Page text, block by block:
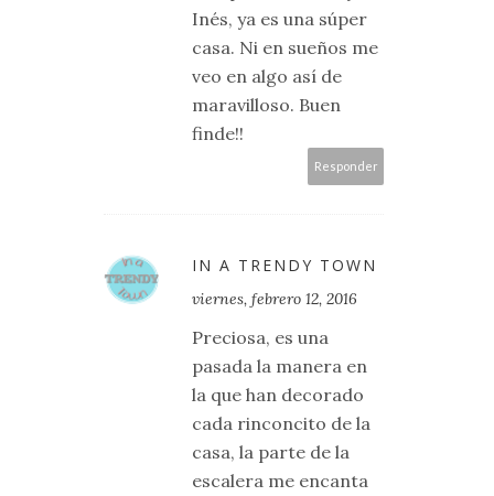
Inés, ya es una súper
casa. Ni en sueños me
veo en algo así de
maravilloso. Buen
finde!!
Responder
IN A TRENDY TOWN
viernes, febrero 12, 2016
Preciosa, es una
pasada la manera en
la que han decorado
cada rinconcito de la
casa, la parte de la
escalera me encanta